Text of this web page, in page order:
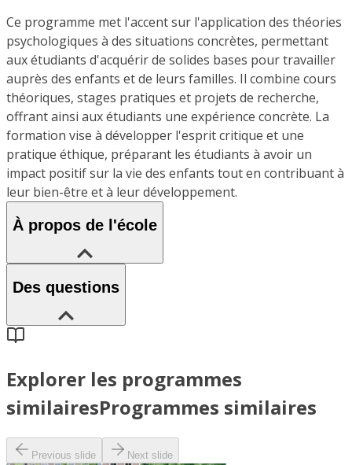
Ce programme met l'accent sur l'application des théories
psychologiques à des situations concrètes, permettant
aux étudiants d'acquérir de solides bases pour travailler
auprès des enfants et de leurs familles. Il combine cours
théoriques, stages pratiques et projets de recherche,
offrant ainsi aux étudiants une expérience concrète. La
formation vise à développer l'esprit critique et une
pratique éthique, préparant les étudiants à avoir un
impact positif sur la vie des enfants tout en contribuant à
leur bien-être et à leur développement.
À propos de l'école
Des questions
Explorer les programmes
similairesProgrammes similaires
Previous slide Next slide